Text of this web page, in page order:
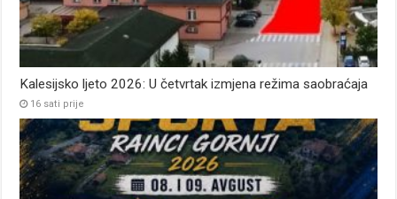
Kalesijsko ljeto 2026: U četvrtak izmjena režima saobraćaja
16 sati prije